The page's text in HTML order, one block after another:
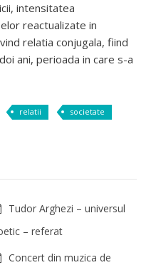
intensitatea
reactualizate in
relatia conjugala, fiind
ani, perioada in care s-a
relatii societate
Tudor Arghezi – universul
– referat
Concert din muzica de